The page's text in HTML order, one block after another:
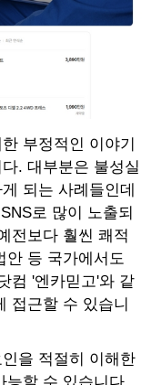
부정적인 이야기
. 대부분은 불성실
되는 사례들인데
로 많이 노출되
전보다 훨씬 쾌적
안 등 국가에서도
컴 '엔카믿고'와 같
접근할 수 있습니
을 적절히 이해한